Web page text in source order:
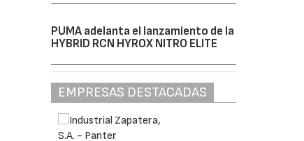
PUMA adelanta el lanzamiento de la
HYBRID RCN HYROX NITRO ELITE
EMPRESAS DESTACADAS